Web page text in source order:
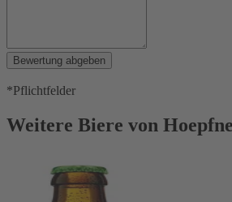
Bewertung abgeben
*Pflichtfelder
Weitere Biere von